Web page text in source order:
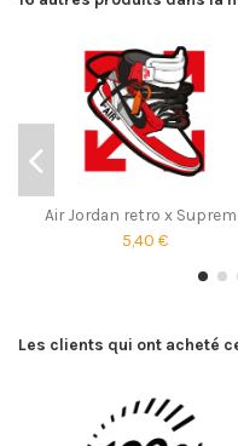
Air Jordan retro x
5,40 €
Les clients qui ont acheté